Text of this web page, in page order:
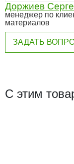
Доржиев
менеджер по
материалов
ЗАДАТЬ